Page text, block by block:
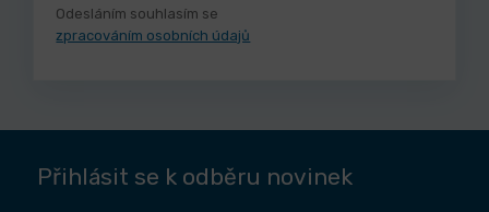
Odesláním souhlasím se
zpracováním osobních údajů
Přihlásit se k odběru novinek